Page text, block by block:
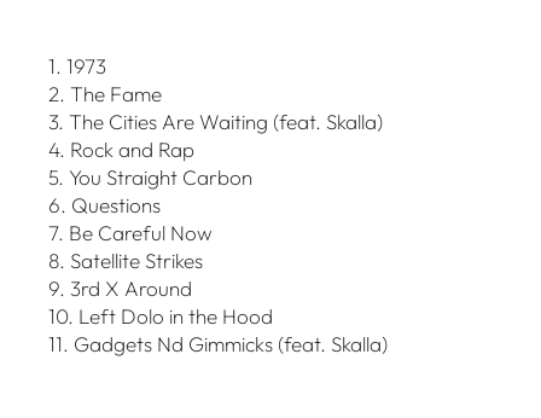
1. 1973
2. The Fame
3. The Cities Are Waiting (feat. Skalla)
4. Rock and Rap
5. You Straight Carbon
6. Questions
7. Be Careful Now
8. Satellite Strikes
9. 3rd X Around
10. Left Dolo in the Hood
11. Gadgets Nd Gimmicks (feat. Skalla)